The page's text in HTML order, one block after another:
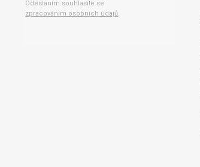
Odesláním souhlasíte se
zpracováním osobních údajů.